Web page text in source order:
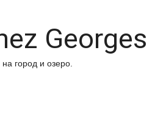
Georges
город и озеро.